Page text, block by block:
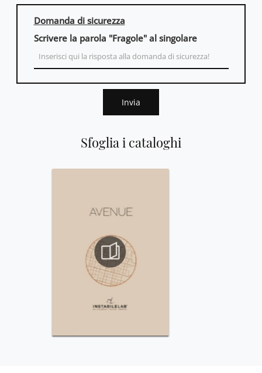
Sfoglia i cataloghi
Domanda di sicurezza
Scrivere la parola "Fragole" al singolare
Invia